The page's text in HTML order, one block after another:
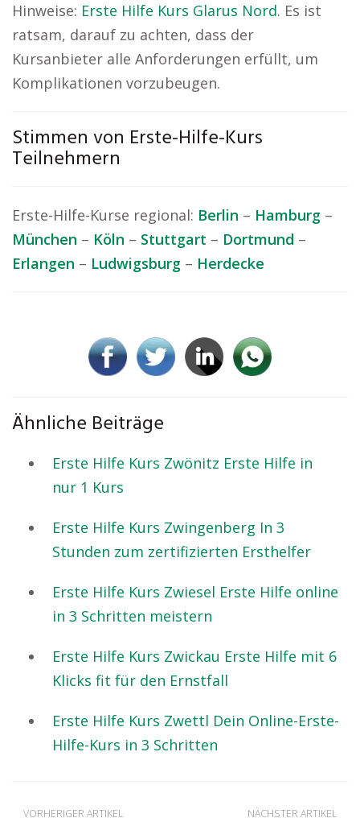
Hinweise: Erste Hilfe Kurs Glarus Nord. Es ist
ratsam, darauf zu achten, dass der
Kursanbieter alle Anforderungen erfüllt, um
Komplikationen vorzubeugen.
Stimmen von Erste-Hilfe-Kurs
Teilnehmern
Erste-Hilfe-Kurse regional: Berlin – Hamburg –
München – Köln – Stuttgart – Dortmund –
Erlangen – Ludwigsburg – Herdecke
Ähnliche Beiträge
Erste Hilfe Kurs Zwönitz Erste Hilfe in
nur 1 Kurs
Erste Hilfe Kurs Zwingenberg In 3
Stunden zum zertifizierten Ersthelfer
Erste Hilfe Kurs Zwiesel Erste Hilfe online
in 3 Schritten meistern
Erste Hilfe Kurs Zwickau Erste Hilfe mit 6
Klicks fit für den Ernstfall
Erste Hilfe Kurs Zwettl Dein Online-Erste-
Hilfe-Kurs in 3 Schritten
VORHERIGER ARTIKEL NÄCHSTER ARTIKEL